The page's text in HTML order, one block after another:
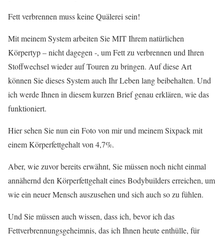
Fett verbrennen muss keine Quälerei sein!
Mit meinem System arbeiten Sie MIT Ihrem natürlichen
Körpertyp – nicht dagegen -, um Fett zu verbrennen und Ihren
Stoffwechsel wieder auf Touren zu bringen. Auf diese Art
können Sie dieses System auch Ihr Leben lang beibehalten. Und
ich werde Ihnen in diesem kurzen Brief genau erklären, wie das
funktioniert.
Hier sehen Sie nun ein Foto von mir und meinem Sixpack mit
einem Körperfettgehalt von 4,7%.
Aber, wie zuvor bereits erwähnt, Sie müssen noch nicht einmal
annähernd den Körperfettgehalt eines Bodybuilders erreichen, um
wie ein neuer Mensch auszusehen und sich auch so zu fühlen.
Und Sie müssen auch wissen, dass ich, bevor ich das
Fettverbrennungsgeheimnis, das ich Ihnen heute enthülle, für